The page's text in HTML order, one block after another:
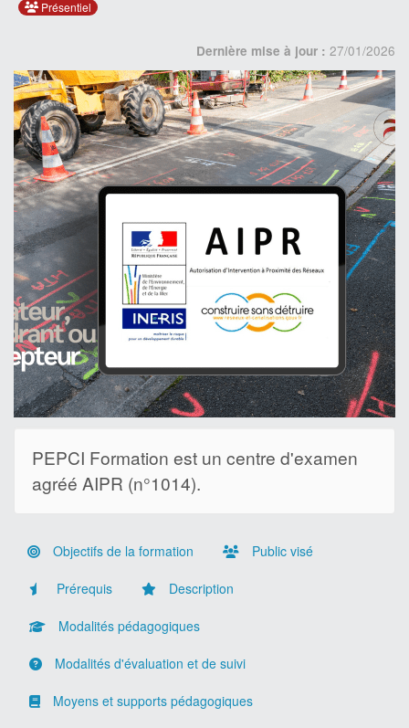
Présentiel
Dernière mise à jour : 27/01/2026
PEPCI Formation est un centre d'examen
agréé AIPR (n°1014).
Objectifs de la formation Public visé
Prérequis Description
Modalités pédagogiques
Modalités d'évaluation et de suivi
Moyens et supports pédagogiques